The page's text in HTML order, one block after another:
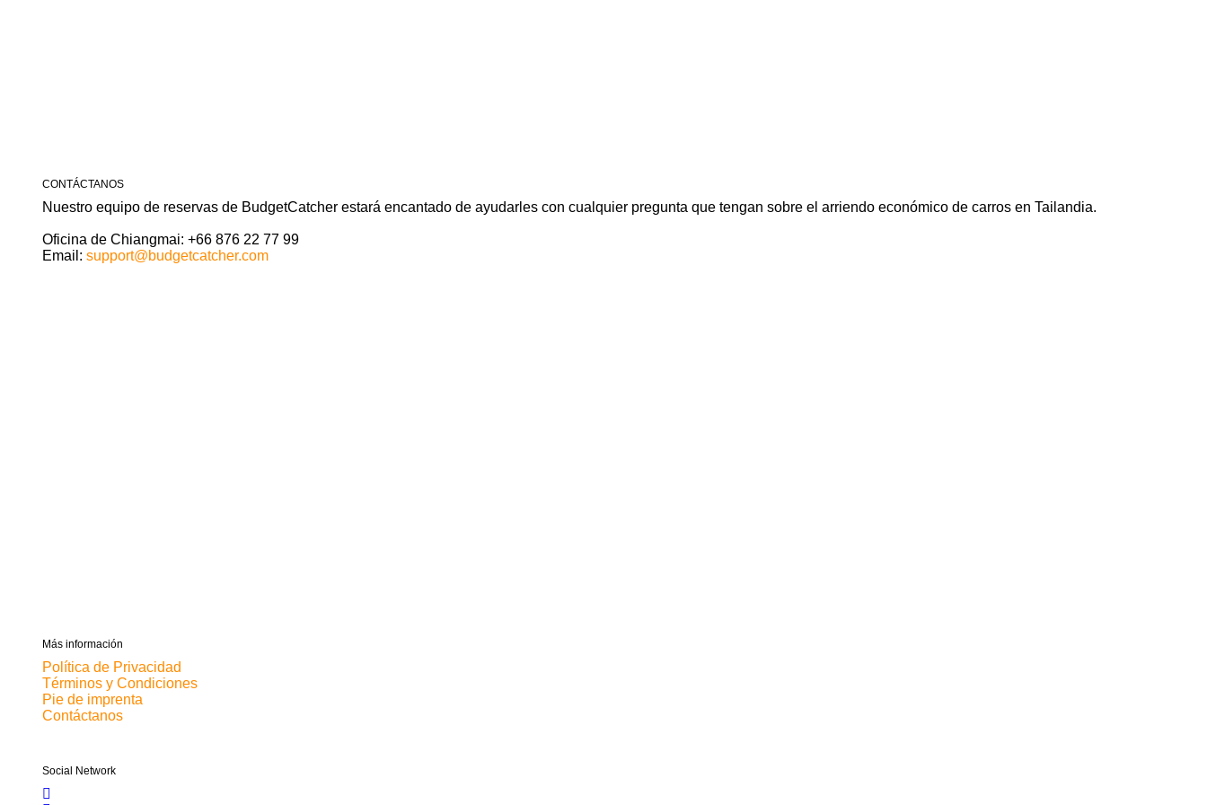
CONTÁCTANOS
Nuestro equipo de reservas de BudgetCatcher estará encantado de ayudarles con cualquier pregunta que tengan sobre el arriendo económico de carros en Tailandia.
Oficina de Chiangmai: +66 876 22 77 99
Email: support@budgetcatcher.com
Más información
Política de Privacidad
Términos y Condiciones
Pie de imprenta
Contáctanos
Social Network